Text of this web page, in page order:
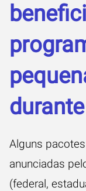
Alguns
anunciadas
(federal,